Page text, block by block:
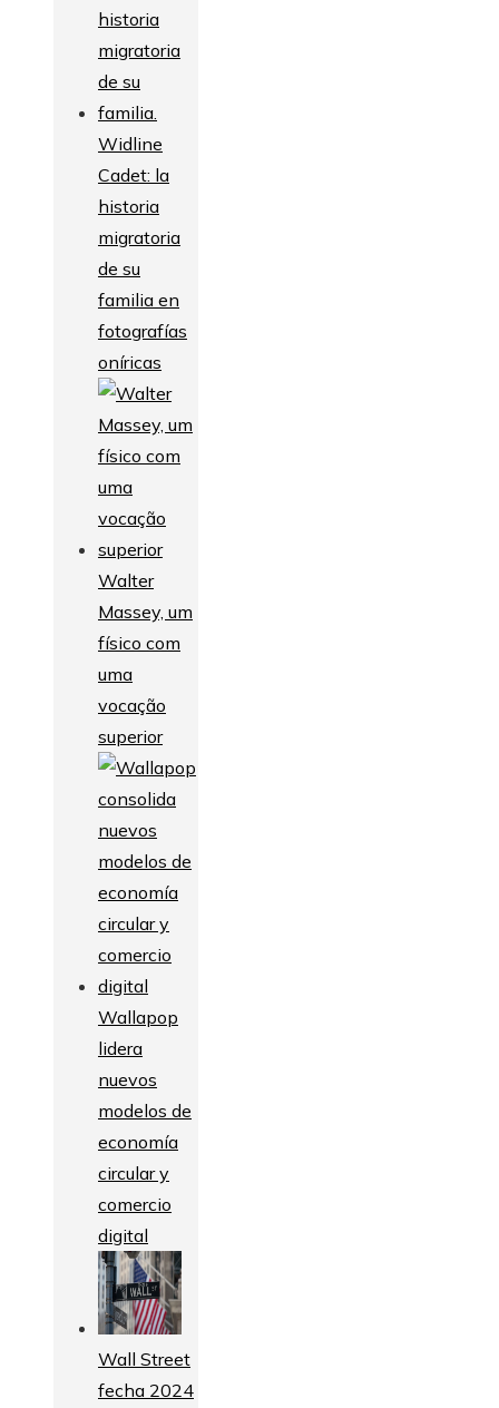
Widline
Cadet: la
historia
migratoria
de su
familia en
fotografías
oníricas
Walter
Massey, um
físico com
uma
vocação
superior
Wallapop
lidera
nuevos
modelos de
economía
circular y
comercio
digital
Wall Street
fecha 2024